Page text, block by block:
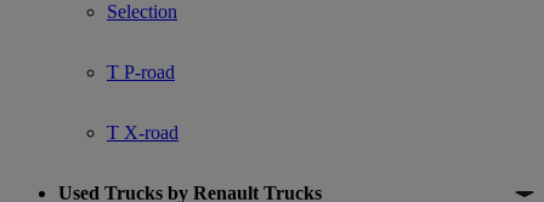
Selection
T P-road
T X-road
Used Trucks by Renault Trucks